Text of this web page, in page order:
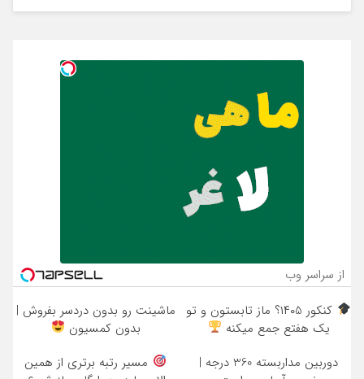
از سراسر وب
کنکور ۱۴۰5؟ ماز تابستون و تو
یک هفتع جمع میکنه
ماشینت رو بدون دردسر بفروش |
بدون کمسیون
دوربین مداربسته 360 درجه |
مسیر رتبه برتری از همین